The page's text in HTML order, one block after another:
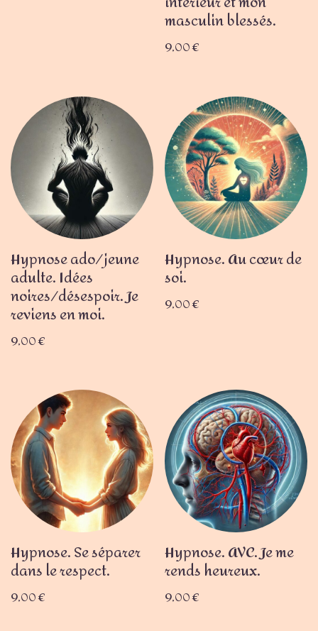
masculin blessés.
9,00€
Hypnose ado/jeune
adulte. Idées
noires/désespoir. Je
reviens en moi.
9,00€
Hypnose. Au cœur de
soi.
9,00€
Hypnose. Se séparer
dans le respect.
9,00€
Hypnose. AVC. Je me
rends heureux.
9,00€